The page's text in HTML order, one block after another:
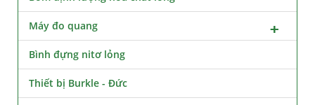
Máy đo quang
Bình đựng nitơ lỏng
Thiết bị Burkle - Đức